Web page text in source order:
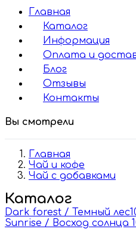
Главная
Каталог
Информация
Оплата и
Блог
Отзывы
Контакты
Вы смотрели
Главная
Чай и кофе
Чай с добавками
Каталог
Dark forest / Темный
Sunrise / Восход солнца